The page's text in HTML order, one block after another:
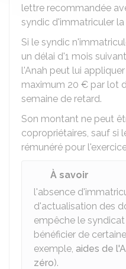
lettre recommandée
syndic d'immatriculer
Si le syndic
un délai d'1 mois
l'Anah peut lui
maximum 20 € par lot
semaine de retard.
Son montant ne peut
copropriétaires, sauf si
rémunéré pour
À savoir
l'absence
d'actualisation des
empêche le
bénéficier de
exemple, aides de
zéro).